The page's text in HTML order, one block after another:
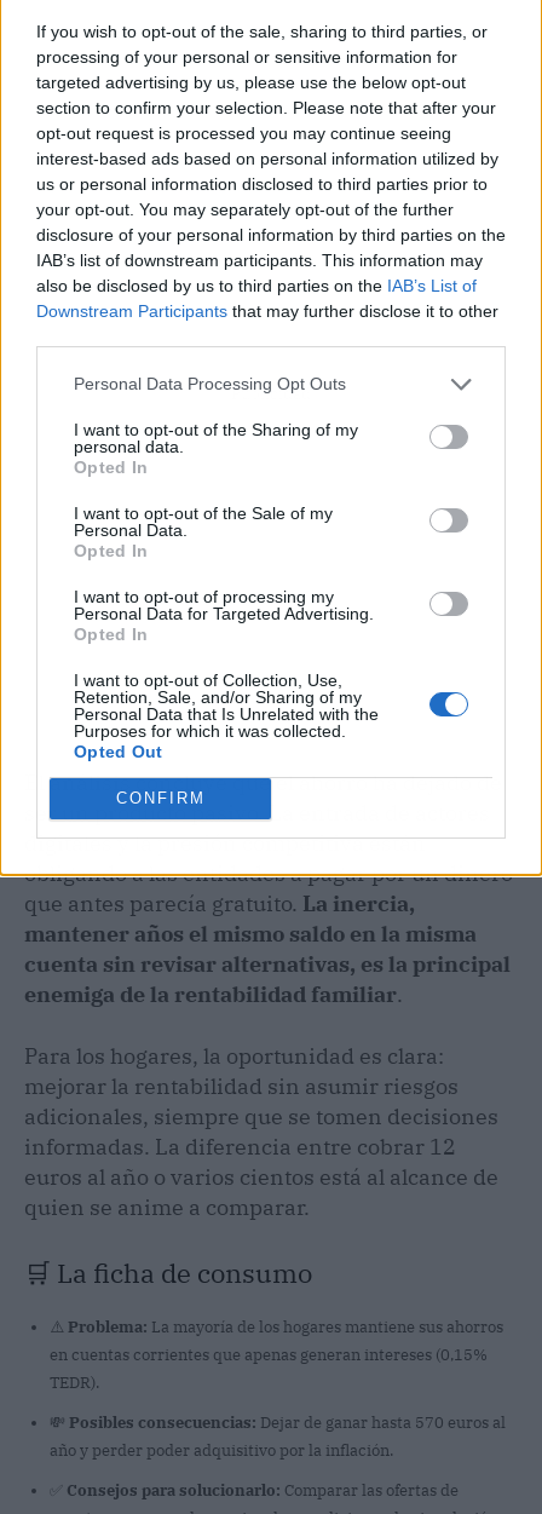
If you wish to opt-out of the sale, sharing to third parties, or
processing of your personal or sensitive information for
targeted advertising by us, please use the below opt-out
section to confirm your selection. Please note that after your
opt-out request is processed you may continue seeing
interest-based ads based on personal information utilized by
us or personal information disclosed to third parties prior to
your opt-out. You may separately opt-out of the further
disclosure of your personal information by third parties on the
IAB’s list of downstream participants. This information may
also be disclosed by us to third parties on the IAB’s List of
Downstream Participants that may further disclose it to other
Personal Data Processing Opt Outs
I want to opt-out of the Sharing of my
personal data.
Opted In
I want to opt-out of the Sale of my
Personal Data.
Opted In
I want to opt-out of processing my
Personal Data for Targeted Advertising.
Opted In
I want to opt-out of Collection, Use,
Retention, Sale, and/or Sharing of my
Personal Data that Is Unrelated with the
Purposes for which it was collected.
Opted Out
CONFIRM
Publicidad
El análisis concluye que el ahorro ha dejado de
ser un producto pasivo. La entrada de actores
digitales y la presión competitiva están
obligando a las entidades a pagar por un dinero
que antes parecía gratuito. La inercia,
mantener años el mismo saldo en la misma
cuenta sin revisar alternativas, es la principal
enemiga de la rentabilidad familiar.
Para los hogares, la oportunidad es clara:
mejorar la rentabilidad sin asumir riesgos
adicionales, siempre que se tomen decisiones
informadas. La diferencia entre cobrar 12
euros al año o varios cientos está al alcance de
quien se anime a comparar.
🛒 La ficha de consumo
⚠️ Problema: La mayoría de los hogares mantiene sus ahorros
en cuentas corrientes que apenas generan intereses (0,15%
TEDR).
💸 Posibles consecuencias: Dejar de ganar hasta 570 euros al
año y perder poder adquisitivo por la inflación.
Consejos para solucionarlo: Comparar las ofertas de